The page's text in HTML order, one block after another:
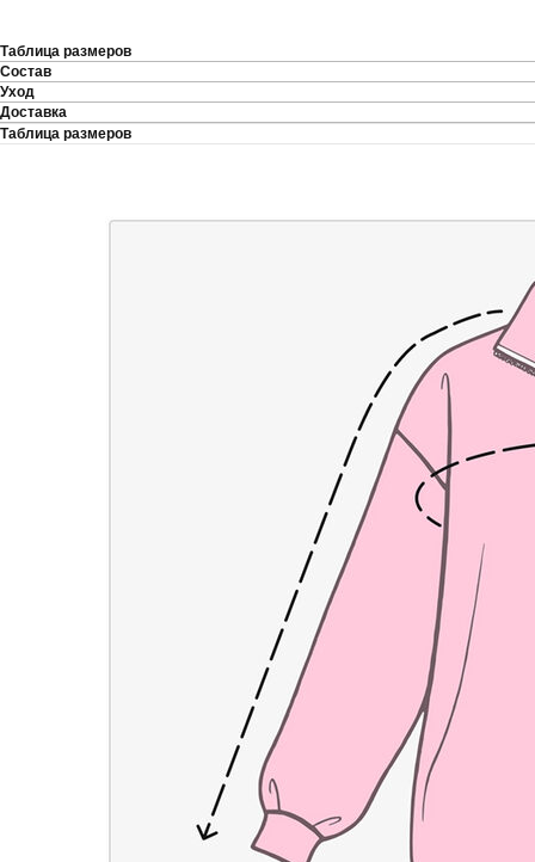
Таблица размеров
Состав
Уход
Доставка
Таблица размеров